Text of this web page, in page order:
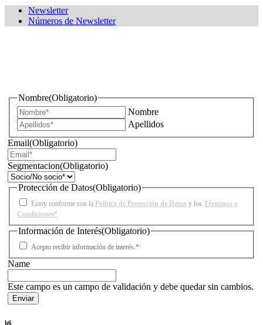
Newsletter
Números de Newsletter
Nombre(Obligatorio)
Nombre
Apellidos
Email(Obligatorio)
Segmentacion(Obligatorio)
Protección de Datos(Obligatorio)
Estoy conforme con la Política de Protección de Datos y los Términos y
Condiciones*
Información de Interés(Obligatorio)
Acepto recibir información de interés.*
Name
Este campo es un campo de validación y debe quedar sin cambios.
h6